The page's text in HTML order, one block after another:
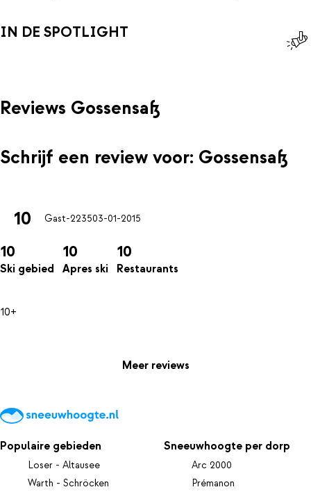
IN DE SPOTLIGHT
Reviews Gossensaß
Schrijf een review voor: Gossensaß
10 Gast-223503-01-2015
10
Ski gebied
10
Apres ski
10
Restaurants
10+
Meer reviews
Populaire gebieden
Loser - Altausee
Warth - Schröcken
Sneeuwhoogte per dorp
Arc 2000
Prémanon